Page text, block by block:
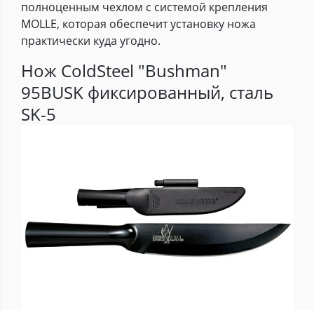
полноценным чехлом с системой крепления
MOLLE, которая обеспечит установку ножа
практически куда угодно.
Нож ColdSteel "Bushman"
95BUSK фиксированный, сталь
SK-5